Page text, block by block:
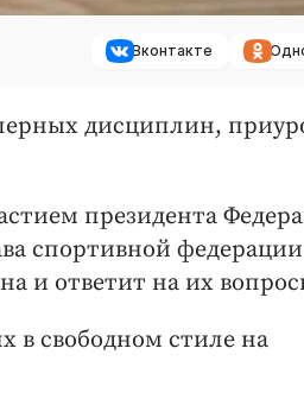
Вконтакте
дисциплин,
президента
спортивной
и ответит на их
в свободном стиле на